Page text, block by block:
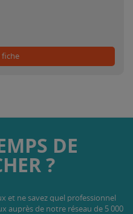
fiche
DE
?
et ne savez quel professionnel
auprès de notre réseau de 5 000